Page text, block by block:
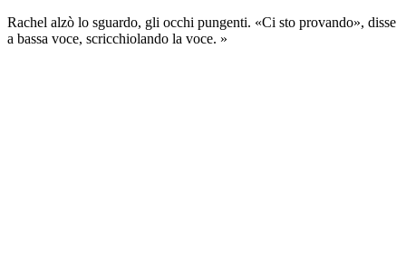
Rachel alzò lo sguardo, gli occhi pungenti. «Ci sto provando», disse
a bassa voce, scricchiolando la voce. »